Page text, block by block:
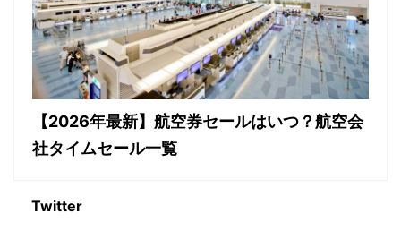
【2026年最新】航空券セールはいつ？航空会
社タイムセール一覧
Twitter